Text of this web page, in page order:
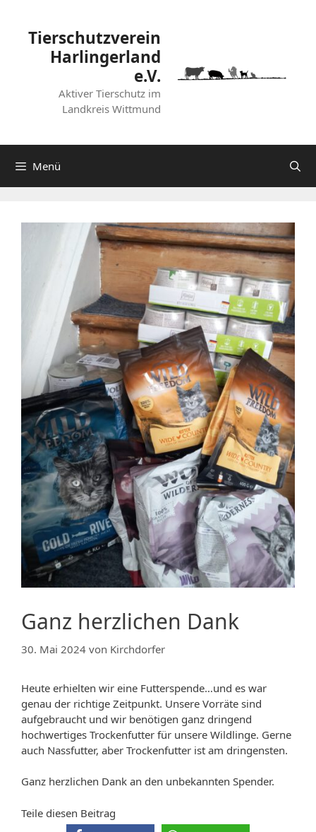
springenTierschutzverein
Harlingerland
e.V.
Aktiver Tierschutz im
Landkreis Wittmund
Menü
Ganz herzlichen Dank
30. Mai 2024 von Kirchdorfer
Heute erhielten wir eine Futterspende…und es war
genau der richtige Zeitpunkt. Unsere Vorräte sind
aufgebraucht und wir benötigen ganz dringend
hochwertiges Trockenfutter für unsere Wildlinge. Gerne
auch Nassfutter, aber Trockenfutter ist am dringensten.
Ganz herzlichen Dank an den unbekannten Spender.
Teile diesen Beitrag